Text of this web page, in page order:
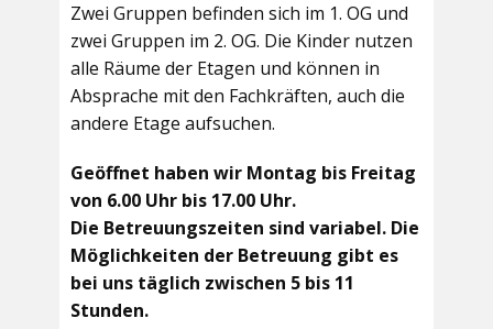
Zwei Gruppen befinden sich im 1. OG und
zwei Gruppen im 2. OG. Die Kinder nutzen
alle Räume der Etagen und können in
Absprache mit den Fachkräften, auch die
andere Etage aufsuchen.
Geöffnet haben wir Montag bis Freitag
von 6.00 Uhr bis 17.00 Uhr.
Die Betreuungszeiten sind variabel. Die
Möglichkeiten der Betreuung gibt es
bei uns täglich zwischen 5 bis 11
Stunden.